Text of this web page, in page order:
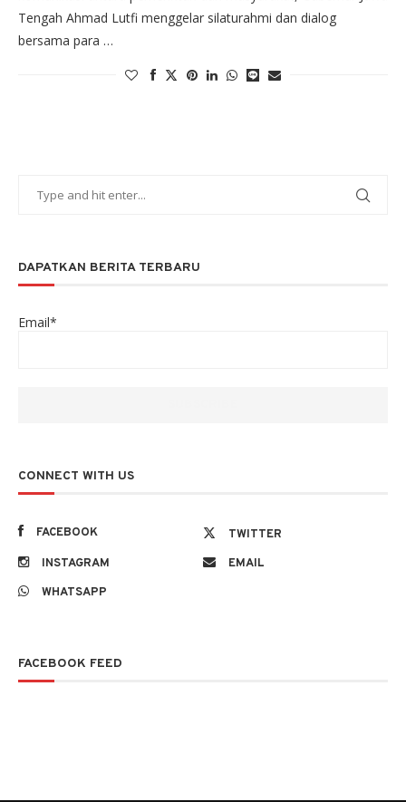
Tengah Ahmad Lutfi menggelar silaturahmi dan dialog
bersama para …
DAPATKAN BERITA TERBARU
Email*
CONNECT WITH US
FACEBOOK
TWITTER
INSTAGRAM
EMAIL
WHATSAPP
FACEBOOK FEED